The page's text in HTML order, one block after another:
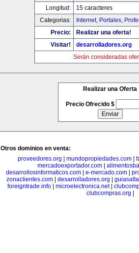
Longitud:
15 caracteres
Categorias:
Internet, Portales,
Precio:
Realizar una oferta!
Visitar!
desarrolladores.org
Serán consideradas
Realizar una Oferta
Precio Ofrecido $
Otros dominios en venta:
proveedores.org
mundopropiedades.com|
mercadoexportador.com|
desarrollosinformaticos.com| e-mercado.com|
zonaclientes.com| desarrolladores.org
foreigntrade.info
microelectronica.net|
clubcompras.org